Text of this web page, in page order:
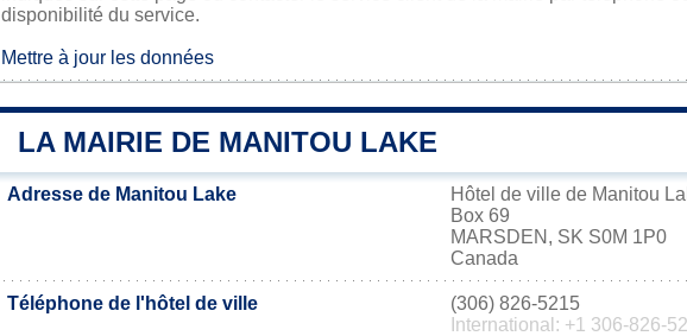
disponibilité du service.
Mettre à jour les données
LA MAIRIE DE MANITOU LAKE
Adresse de Manitou Lake
Hôtel de ville de Manitou
Box 69
MARSDEN, SK S0M 1P0
Canada
Téléphone de l'hôtel de ville
(306) 826-5215
International: +1 306-826-